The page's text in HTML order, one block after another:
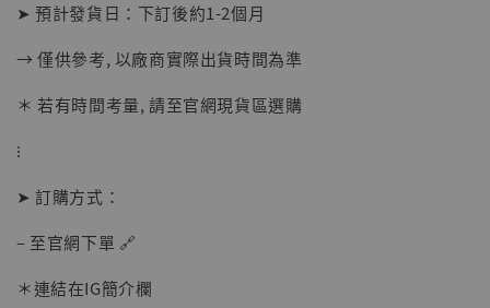
➤ 預計發貨日：下訂後約1-2個月
→ 僅供參考, 以廠商實際出貨時間為準
＊ 若有時間考量, 請至官網現貨區選購
⁝
➤ 訂購方式：
– 至官網下單 🔗
＊連結在IG簡介欄